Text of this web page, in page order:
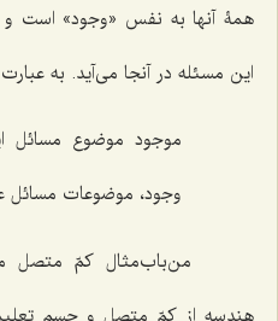
همۀ آنها به نفس «وجود» است
این مسئله در آنجا می‌آید. به
موجود موضوع مسائل
وجود، موضوعات مسائل
من‌باب‌مثال کمّ متصل